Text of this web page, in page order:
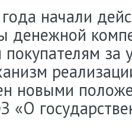
начали
денежной
за
новыми